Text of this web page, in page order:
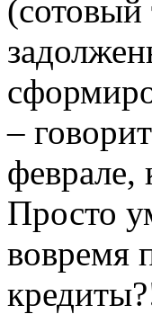
(сотовый
–
феврале,
Просто
вовремя